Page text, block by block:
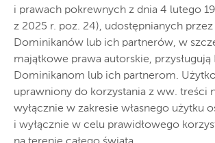
i prawach pokrewnych z dnia 4 lutego
z 2025 r. poz. 24), udostępnianych przez
Dominikanów lub ich partnerów, w
majątkowe prawa autorskie, przysługują
Dominikanom lub ich partnerom.
uprawniony do korzystania z ww. treści
wyłącznie w zakresie własnego użytku
i wyłącznie w celu prawidłowego